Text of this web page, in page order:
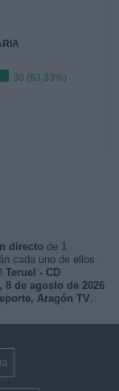
30 (83,33%)
directo de 1
cada uno de ellos.
Teruel - CD
8 de agosto de 2026
Aragón TV.